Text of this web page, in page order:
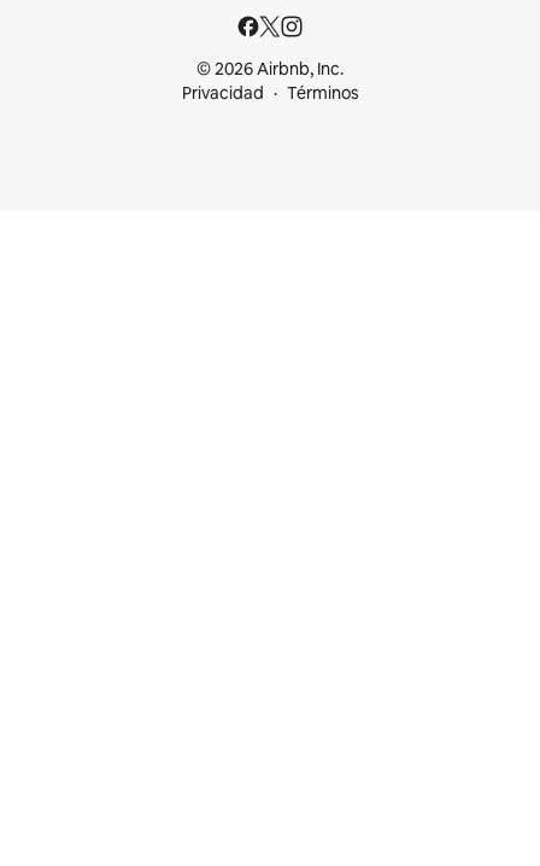
© 2026 Airbnb, Inc.
Privacidad
Términos